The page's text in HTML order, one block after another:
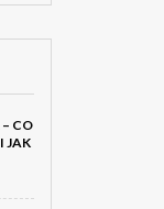
CO
JAK